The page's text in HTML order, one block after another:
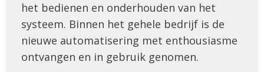
het bedienen en onderhouden van het
systeem. Binnen het gehele bedrijf is de
nieuwe automatisering met enthousiasme
ontvangen en in gebruik genomen.